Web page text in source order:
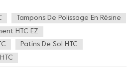
Tampons De Polissage En Résine
HTC EZ
Patins De Sol HTC